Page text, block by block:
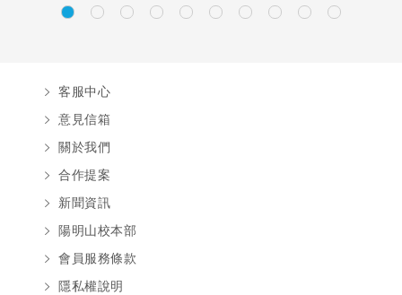
客服中心
意見信箱
關於我們
合作提案
新聞資訊
陽明山校本部
會員服務條款
隱私權說明